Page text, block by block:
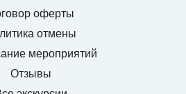
оферты
отмены
мероприятий
Отзывы